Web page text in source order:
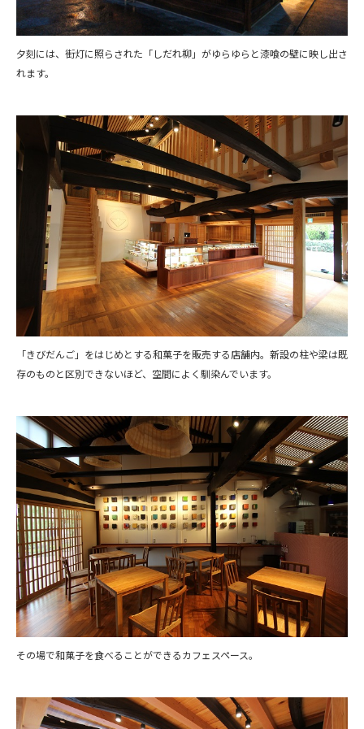
夕刻には、街灯に照らされた「しだれ柳」がゆらゆらと漆喰の壁に映し出さ
れます。
「きびだんご」をはじめとする和菓子を販売する店舗内。新設の柱や梁は既
存のものと区別できないほど、空間によく馴染んでいます。
その場で和菓子を食べることができるカフェスペース。